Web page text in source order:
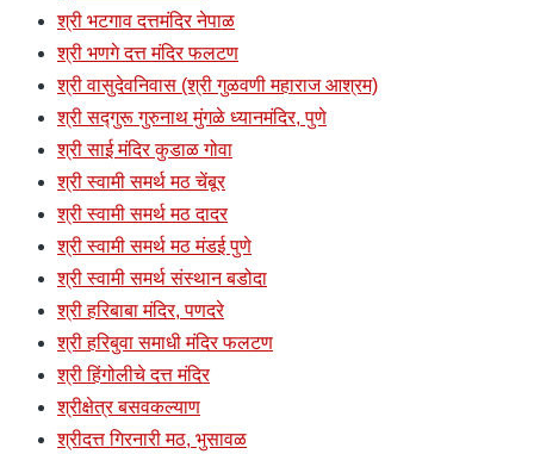
श्री भटगाव दत्तमंदिर नेपाळ
श्री भणगे दत्त मंदिर फलटण
श्री वासुदेवनिवास (श्री गुळवणी महाराज आश्रम)
श्री सद्गुरू गुरुनाथ मुंगळे ध्यानमंदिर, पुणे
श्री साई मंदिर कुडाळ गोवा
श्री स्वामी समर्थ मठ चेंबूर
श्री स्वामी समर्थ मठ दादर
श्री स्वामी समर्थ मठ मंडई पुणे
श्री स्वामी समर्थ संस्थान बडोदा
श्री हरिबाबा मंदिर, पणदरे
श्री हरिबुवा समाधी मंदिर फलटण
श्री हिंगोलीचे दत्त मंदिर
श्रीक्षेत्र बसवकल्याण
श्रीदत्त गिरनारी मठ, भुसावळ